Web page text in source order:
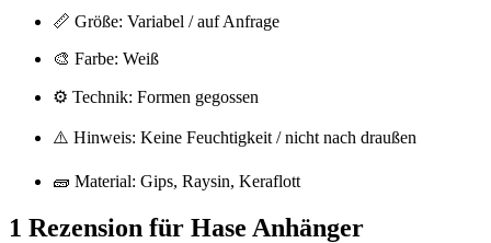
📏 Größe: Variabel / auf Anfrage
🎨 Farbe: Weiß
⚙️ Technik: Formen gegossen
⚠️ Hinweis: Keine Feuchtigkeit / nicht nach draußen
🧱 Material: Gips, Raysin, Keraflott
1 Rezension für Hase Anhänger